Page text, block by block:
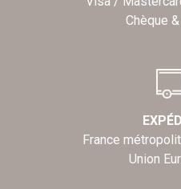
Chèque
France
Union